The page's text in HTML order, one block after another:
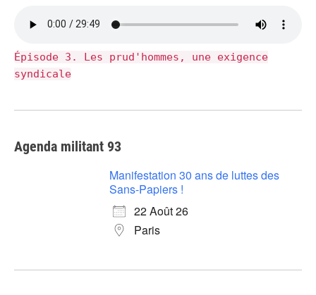
Épisode 3. Les prud'hommes, une exigence
syndicale
Agenda militant 93
Manifestation 30 ans de luttes des
Sans-Papiers !
22 Août 26
Paris